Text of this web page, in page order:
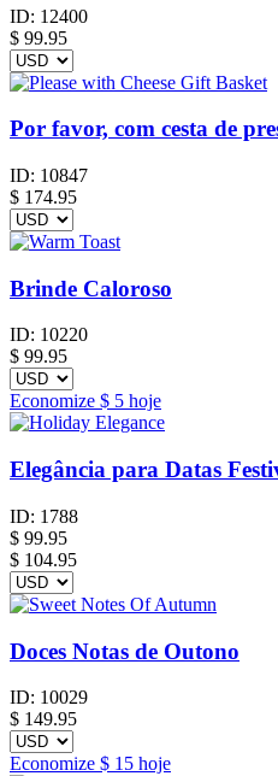
ID: 12400
$ 99.95
Por favor, com cesta de
ID: 10847
$ 174.95
Brinde Caloroso
ID: 10220
$ 99.95
Economize $ 5 hoje
Elegância para Datas
ID: 1788
$ 99.95
$ 104.95
Doces Notas de Outono
ID: 10029
$ 149.95
Economize $ 15 hoje